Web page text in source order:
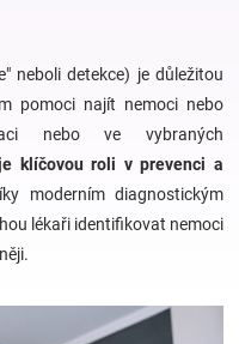
neboli detekce) je důležitou
pomoci najít nemoci nebo
nebo ve vybraných
klíčovou roli v prevenci a
moderním diagnostickým
lékaři identifikovat nemoci